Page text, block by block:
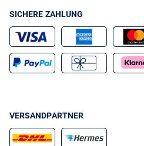
SICHERE ZAHLUNG
VERSANDPARTNER